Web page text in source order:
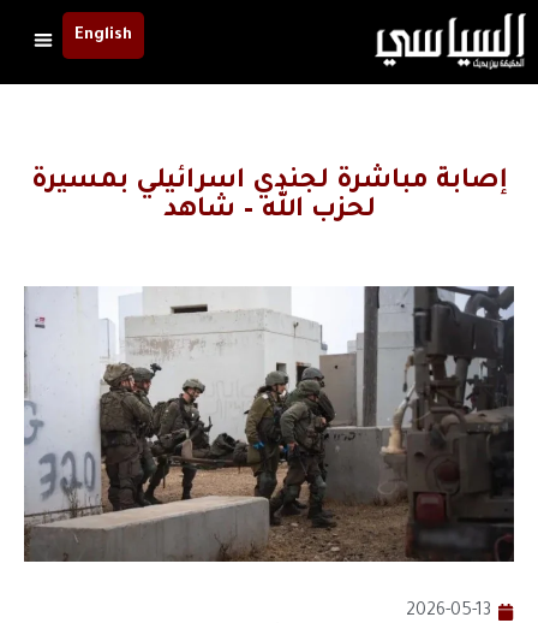
English
إصابة مباشرة لجندي اسرائيلي بمسيرة
لحزب الله – شاهد
2026-05-13